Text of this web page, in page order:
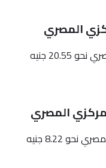
سجل 100 ين ياباني في البنك المركزي المصري نحو 20.55 جنيه
المصري
سجل الريال السعودي في البنك المركزي المصري نحو 8.22 جنيه